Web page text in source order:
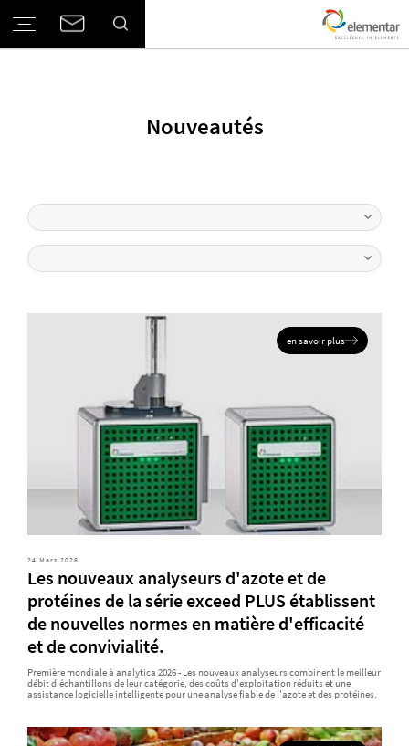
Nouveautés
en savoir plus
24 Mars 2026
Les nouveaux analyseurs d'azote et de
protéines de la série exceed PLUS établissent
de nouvelles normes en matière d'efficacité
et de convivialité.
Première mondiale à analytica 2026 - Les nouveaux analyseurs combinent le meilleur
débit d'échantillons de leur catégorie, des coûts d'exploitation réduits et une
assistance logicielle intelligente pour une analyse fiable de l'azote et des protéines.